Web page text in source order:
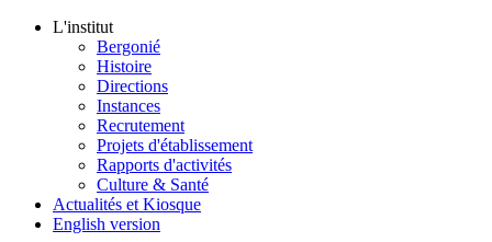
L'institut
Bergonié
Histoire
Directions
Instances
Recrutement
Projets d'établissement
Rapports d'activités
Culture & Santé
Actualités et Kiosque
English version